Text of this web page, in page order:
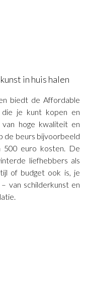
in huis halen
biedt de Affordable
je kunt kopen en
hoge kwaliteit en
de beurs bijvoorbeeld
500 euro kosten. De
liefhebbers als
of budget ook is, je
van schilderkunst en